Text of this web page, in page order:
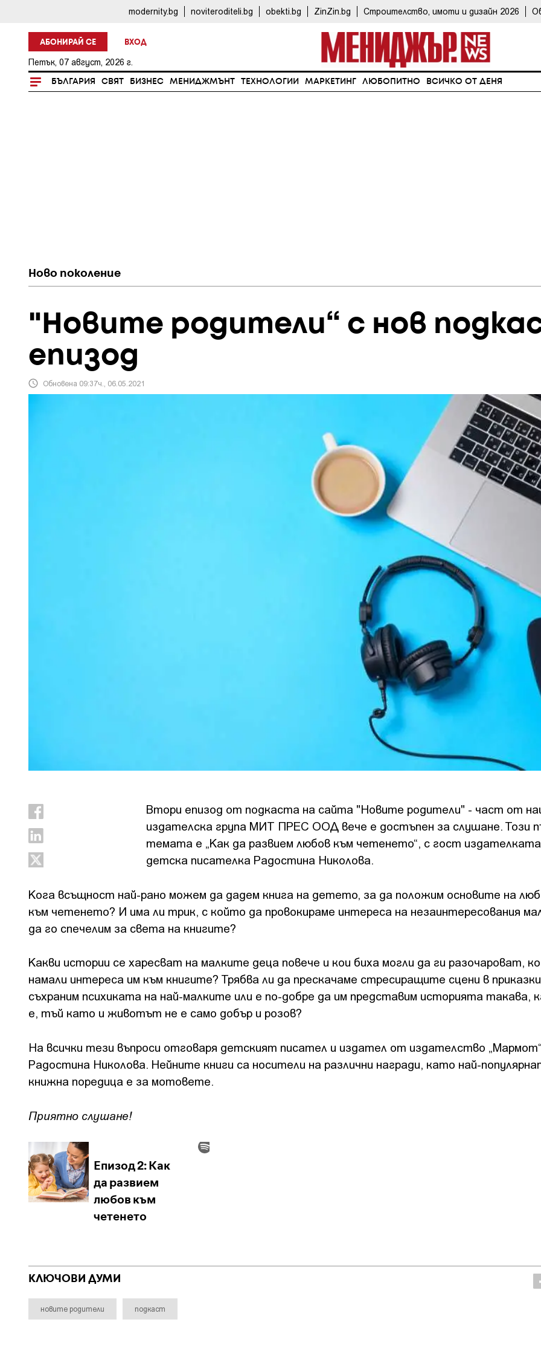
modernity.bg noviteroditeli.bg obekti.bg ZinZin.bg Строителство, имоти и дизайн 2026
АБОНИРАЙ СЕ ВХОД
Петък, 07 август, 2026 г.
БЪЛГАРИЯ СВЯТ БИЗНЕС МЕНИДЖМЪНТ ТЕХНОЛОГИИ МАРКЕТИНГ ЛЮБОПИТНО ВСИЧКО ОТ ДЕНЯ
Ново поколение
"Новите родители“ с нов
епизод
Обновена 09:37ч., 06.05.2021
Втори епизод от подкаста на сайта "Новите родители" - част от
издателска група МИТ ПРЕС ООД вече е достъпен за слушане. Този
темата е „Как да развием любов към четенето“, с гост
детска писателка Радостина Николова.
Кога всъщност най-рано можем да дадем книга на детето, за да положим основите на
към четенето? И има ли трик, с който да провокираме интереса на незаинтересования
да го спечелим за света на книгите?
Какви истории се харесват на малките деца повече и кои биха могли да ги разочароват,
намали интереса им към книгите? Трябва ли да прескачаме стресиращите сцени в
съхраним психиката на най-малките или е по-добре да им представим историята такава,
е, тъй като и животът не е само добър и розов?
На всички тези въпроси отговаря детският писател и издател от издателство
Радостина Николова. Нейните книги са носители на различни награди, като най-
книжна поредица е за мотовете.
Приятно слушане!
КЛЮЧОВИ ДУМИ
новите родители подкаст